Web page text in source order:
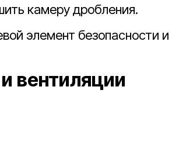
камеру дробления.
элемент безопасности и
вентиляции